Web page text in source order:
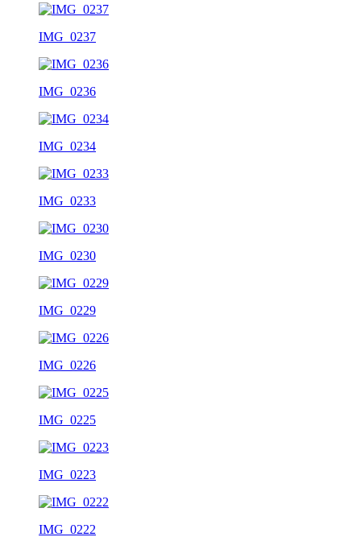
IMG_0237
IMG_0236
IMG_0234
IMG_0233
IMG_0230
IMG_0229
IMG_0226
IMG_0225
IMG_0223
IMG_0222